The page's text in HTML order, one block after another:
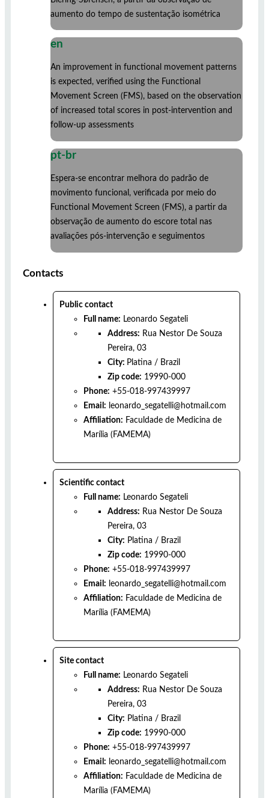
aumento do tempo de sustentação isométrica
en
An improvement in functional movement patterns
is expected, verified using the Functional
Movement Screen (FMS), based on the observation
of increased total scores in post-intervention and
follow-up assessments
pt-br
Espera-se encontrar melhora do padrão de
movimento funcional, verificada por meio do
Functional Movement Screen (FMS), a partir da
observação de aumento do escore total nas
avaliações pós-intervenção e seguimentos
Contacts
Public contact
Full name: Leonardo Segateli
Address: Rua Nestor De Souza
Pereira, 03
City: Platina / Brazil
Zip code: 19990-000
Phone: +55-018-997439997
Email: leonardo_segatelli@hotmail.com
Affiliation: Faculdade de Medicina de
Marília (FAMEMA)
Scientific contact
Full name: Leonardo Segateli
Address: Rua Nestor De Souza
Pereira, 03
City: Platina / Brazil
Zip code: 19990-000
Phone: +55-018-997439997
Email: leonardo_segatelli@hotmail.com
Affiliation: Faculdade de Medicina de
Marília (FAMEMA)
Site contact
Full name: Leonardo Segateli
Address: Rua Nestor De Souza
Pereira, 03
City: Platina / Brazil
Zip code: 19990-000
Phone: +55-018-997439997
Email: leonardo_segatelli@hotmail.com
Affiliation: Faculdade de Medicina de
Marília (FAMEMA)